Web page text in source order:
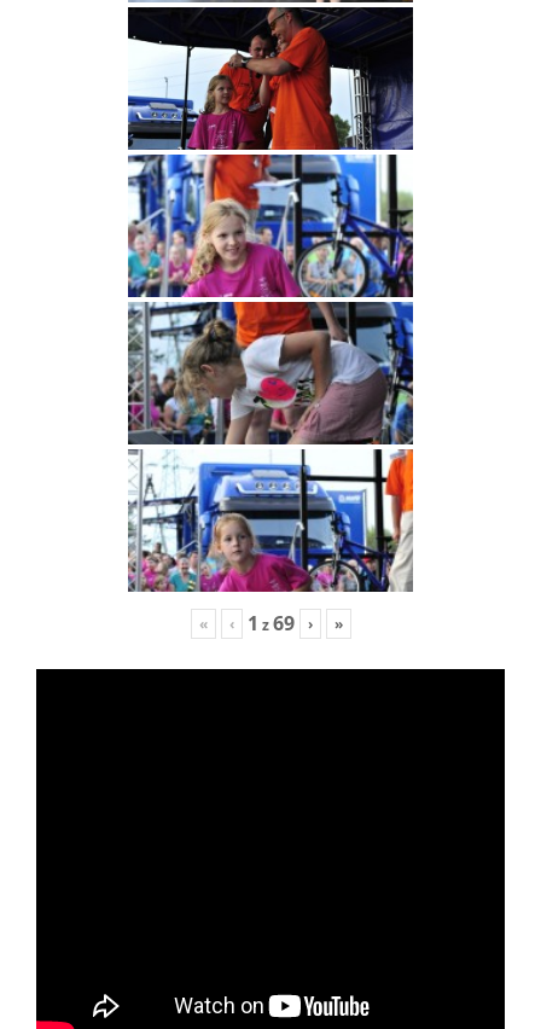
« ‹ 1 z69 › »